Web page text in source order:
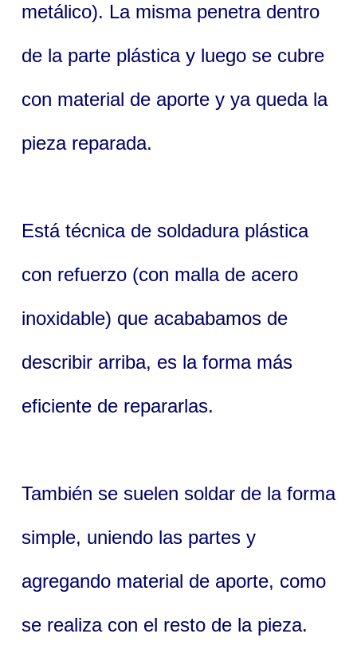
metálico). La misma penetra dentro
de la parte plástica y luego se cubre
con material de aporte y ya queda la
pieza reparada.
Está técnica de soldadura plástica
con refuerzo (con malla de acero
inoxidable) que acababamos de
describir arriba, es la forma más
eficiente de repararlas.
También se suelen soldar de la forma
simple, uniendo las partes y
agregando material de aporte, como
se realiza con el resto de la pieza.